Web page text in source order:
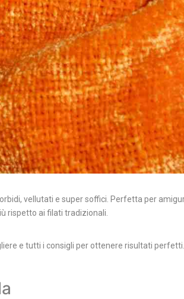
vellutati e super soffici. Perfetta per
rispetto ai filati tradizionali.
e tutti i consigli per ottenere risultati perfetti.